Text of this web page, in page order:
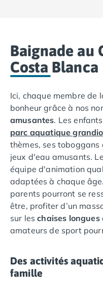
Camping Narbonne-
Camping Sigean
Camping Gard
Camping Grau-du-Roi
Camping Nîmes
Camping Hérault
Camping Agde
Camping Béziers
Camping La Grande
Camping Marseillan-
Camping Montpellier
Camping Palavas-les-
Camping Sète
Camping Valras-Plage
Camping Vias-Plage
Camping Argelès-sur-
Camping Canet-en-
Baignade au
Costa Blanca
Ici, chaque membre de
bonheur grâce à nos
amusantes. Les
parc aquatique
thèmes, ses
jeux d'eau amusants.
équipe d'animation
adaptées à chaque
parents pourront se
être, profiter d’un
sur leschaises longues
amateurs de sport
participer aux tournois
d’animation. Profitez
tenniset de nos
Des activités
famille